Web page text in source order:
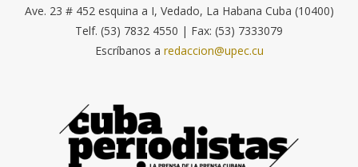
Ave. 23 # 452 esquina a I, Vedado, La Habana Cuba (10400)
Telf. (53) 7832 4550 | Fax: (53) 7333079
Escríbanos a redaccion@upec.cu